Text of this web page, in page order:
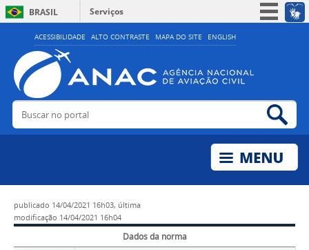
ACESSIBILIDADE ALTO CONTRASTE MAPA DO SITE ENGLISH
BRASIL
Serviços
Simplifique!
Acesso à informação
Legislação
Buscar no portal
publicado 14/04/2021 16h03, última
modificação 14/04/2021 16h04
Dados da norma